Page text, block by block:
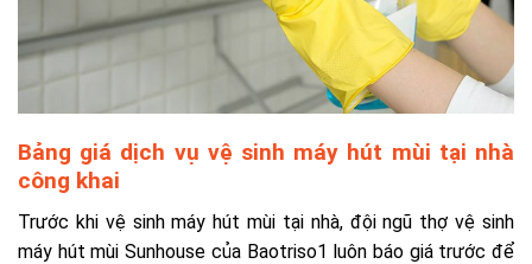
Bảng giá dịch vụ vệ sinh máy hút mùi tại nhà
công khai
Trước khi vệ sinh máy hút mùi tại nhà, đội ngũ thợ vệ sinh
máy hút mùi Sunhouse của Baotriso1 luôn báo giá trước để